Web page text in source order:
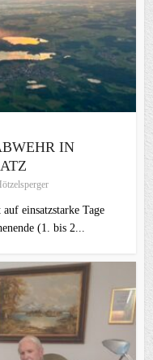
IN
einsatzstarke Tage
(1. bis 2...